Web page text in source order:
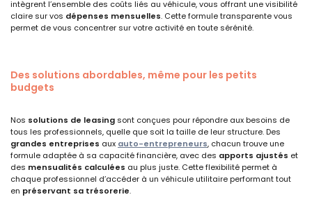
intègrent l’ensemble des coûts liés au véhicule, vous offrant une visibilité
claire sur vos dépenses mensuelles. Cette formule transparente vous
permet de vous concentrer sur votre activité en toute sérénité.
Des solutions abordables, même pour les petits
budgets
Nos solutions de leasing sont conçues pour répondre aux besoins de
tous les professionnels, quelle que soit la taille de leur structure. Des
grandes entreprises aux auto-entrepreneurs, chacun trouve une
formule adaptée à sa capacité financière, avec des apports ajustés et
des mensualités calculées au plus juste. Cette flexibilité permet à
chaque professionnel d’accéder à un véhicule utilitaire performant tout
en préservant sa trésorerie.